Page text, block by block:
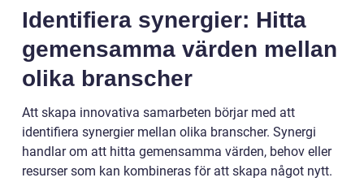
Identifiera synergier: Hitta
gemensamma värden mellan
olika branscher
Att skapa innovativa samarbeten börjar med att
identifiera synergier mellan olika branscher. Synergi
handlar om att hitta gemensamma värden, behov eller
resurser som kan kombineras för att skapa något nytt.